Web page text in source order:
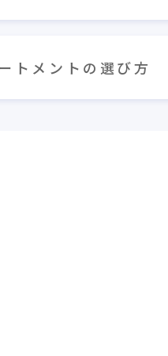
トメントの選び方